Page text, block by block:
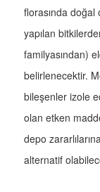
florasında
yapılan
familyasından)
belirlenecektir.
bileşenler izole
olan etken
depo
alternatif